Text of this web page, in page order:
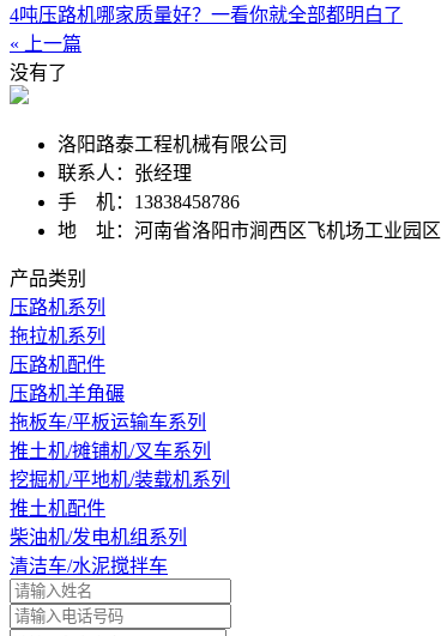
4吨压路机哪家质量好？一看你就全部都明白了
« 上一篇
没有了
洛阳路泰工程机械有限公司
联系人：张经理
手 机：13838458786
地 址：河南省洛阳市涧西区飞机场工业园区
产品类别
压路机系列
拖拉机系列
压路机配件
压路机羊角碾
拖板车/平板运输车系列
推土机/摊铺机/叉车系列
挖掘机/平地机/装载机系列
推土机配件
柴油机/发电机组系列
清洁车/水泥搅拌车